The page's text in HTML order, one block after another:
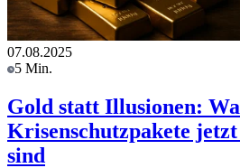
07.08.2025
5 Min.
Gold statt Illusionen:
Krisenschutzpakete
sind